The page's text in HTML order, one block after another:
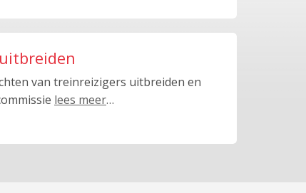
van treinreizigers uitbreiden en
lees meer…